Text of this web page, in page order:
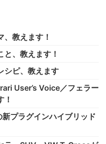
、教えます！
、教えます！
シピ、教えます
User’s Voice／フェラー
！
プラグインハイブリッド